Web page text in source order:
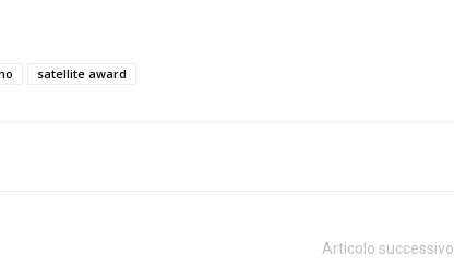
satellite award
Articolo successivo